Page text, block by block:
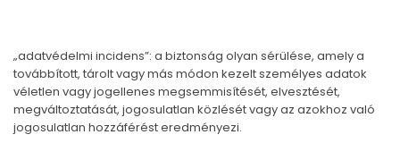
„adatvédelmi incidens”: a biztonság olyan sérülése, amely a
továbbított, tárolt vagy más módon kezelt személyes adatok
véletlen vagy jogellenes megsemmisítését, elvesztését,
megváltoztatását, jogosulatlan közlését vagy az azokhoz való
jogosulatlan hozzáférést eredményezi.